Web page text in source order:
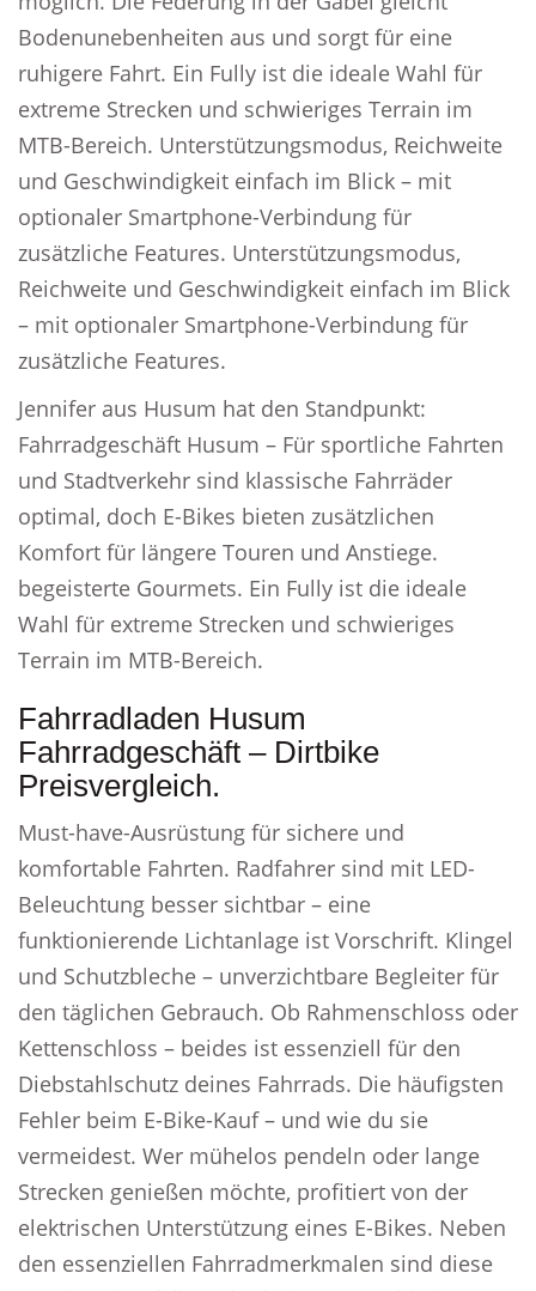
Bodenunebenheiten aus und sorgt für eine
ruhigere Fahrt. Ein Fully ist die ideale Wahl für
extreme Strecken und schwieriges Terrain im
MTB-Bereich. Unterstützungsmodus, Reichweite
und Geschwindigkeit einfach im Blick – mit
optionaler Smartphone-Verbindung für
zusätzliche Features. Unterstützungsmodus,
Reichweite und Geschwindigkeit einfach im Blick
– mit optionaler Smartphone-Verbindung für
zusätzliche Features.
Jennifer aus Husum hat den Standpunkt:
Fahrradgeschäft Husum – Für sportliche Fahrten
und Stadtverkehr sind klassische Fahrräder
optimal, doch E-Bikes bieten zusätzlichen
Komfort für längere Touren und Anstiege.
begeisterte Gourmets. Ein Fully ist die ideale
Wahl für extreme Strecken und schwieriges
Terrain im MTB-Bereich.
Fahrradladen Husum
Fahrradgeschäft – Dirtbike
Preisvergleich.
Must-have-Ausrüstung für sichere und
komfortable Fahrten. Radfahrer sind mit LED-
Beleuchtung besser sichtbar – eine
funktionierende Lichtanlage ist Vorschrift. Klingel
und Schutzbleche – unverzichtbare Begleiter für
den täglichen Gebrauch. Ob Rahmenschloss oder
Kettenschloss – beides ist essenziell für den
Diebstahlschutz deines Fahrrads. Die häufigsten
Fehler beim E-Bike-Kauf – und wie du sie
vermeidest. Wer mühelos pendeln oder lange
Strecken genießen möchte, profitiert von der
elektrischen Unterstützung eines E-Bikes. Neben
den essenziellen Fahrradmerkmalen sind diese